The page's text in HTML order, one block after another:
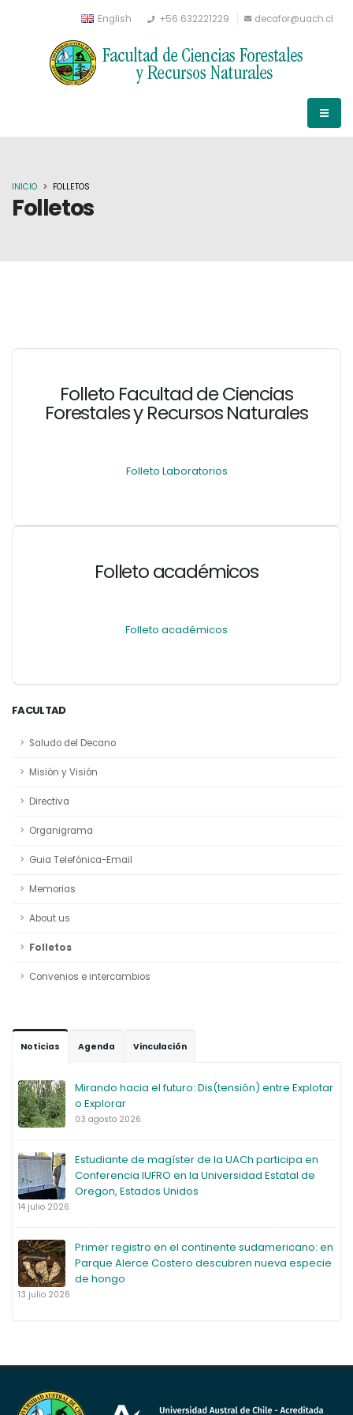
English +56 632221229 decafor@uach.cl
Folletos
INICIO FOLLETOS
Folleto Facultad de Ciencias
Forestales y Recursos Naturales
Folleto Laboratorios
Folleto académicos
Folleto académicos
FACULTAD
Saludo del Decano
Misión y Visión
Directiva
Organigrama
Guia Telefónica-Email
Memorias
About us
Folletos
Convenios e intercambios
Noticias Agenda Vinculación
Mirando hacia el futuro: Dis(tensión) entre Explotar
o Explorar
03 agosto 2026
Estudiante de magíster de la UACh participa en
Conferencia IUFRO en la Universidad Estatal de
Oregon, Estados Unidos
14 julio 2026
Primer registro en el continente sudamericano: en
Parque Alerce Costero descubren nueva especie
de hongo
13 julio 2026